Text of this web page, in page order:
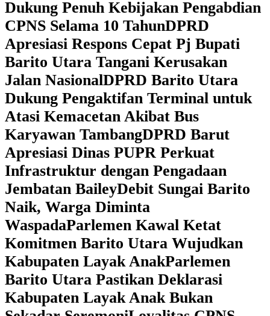
Dukung Penuh Kebijakan Pengabdian
CPNS Selama 10 TahunDPRD
Apresiasi Respons Cepat Pj Bupati
Barito Utara Tangani Kerusakan
Jalan NasionalDPRD Barito Utara
Dukung Pengaktifan Terminal untuk
Atasi Kemacetan Akibat Bus
Karyawan TambangDPRD Barut
Apresiasi Dinas PUPR Perkuat
Infrastruktur dengan Pengadaan
Jembatan BaileyDebit Sungai Barito
Naik, Warga Diminta
WaspadaParlemen Kawal Ketat
Komitmen Barito Utara Wujudkan
Kabupaten Layak AnakParlemen
Barito Utara Pastikan Deklarasi
Kabupaten Layak Anak Bukan